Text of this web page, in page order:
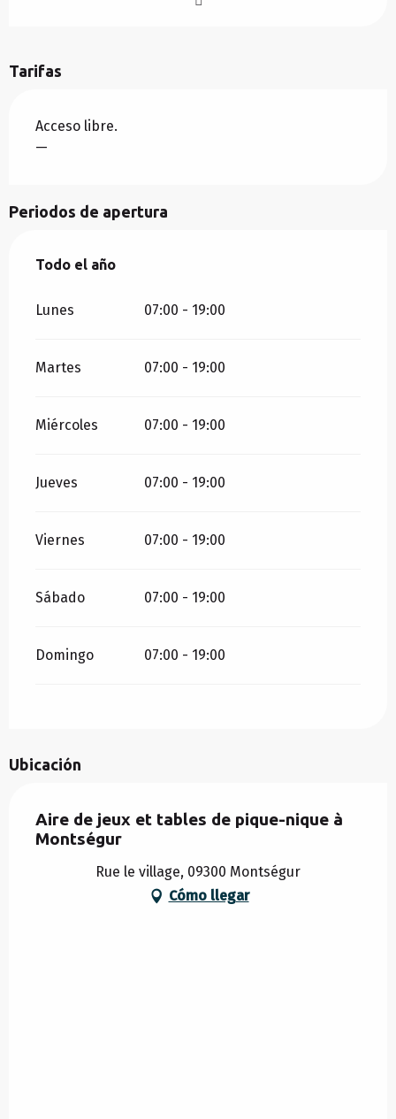
Tarifas
Acceso libre.
—
Periodos de apertura
Todo el año
Todo el año
Lunes 07:00 - 19:00
Martes 07:00 - 19:00
Miércoles 07:00 - 19:00
Jueves 07:00 - 19:00
Viernes 07:00 - 19:00
Sábado 07:00 - 19:00
Domingo 07:00 - 19:00
Ubicación
Aire de jeux et tables de pique-nique à
Montségur
Rue le village, 09300 Montségur
Cómo llegar